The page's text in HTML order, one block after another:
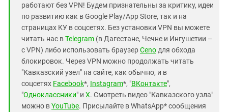
работают без VPN! Будем признательны за критику, идеи
по развитию как в Google Play/App Store, так и на
страницах КУ в соцсетях. Без установки VPN вы можете
читать нас вTelegram (в Дагестане, Чечне и Ингушетии –
с VPN) либо использовать браузерCeno для обхода
блокировок. Через VPN можно продолжать читать
"Кавказский узел" на сайте, как обычно, и в
соцсетях Facebook*, Instagram*, "ВКонтакте",
"Одноклассники" и X. Смотреть видео "Кавказского узла"
можно вYouTube. Присылайте в WhatsApp* сообщения